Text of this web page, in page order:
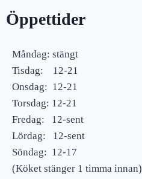
Öppettider
Måndag: stängt
Tisdag: 12-21
Onsdag: 12-21
Torsdag: 12-21
Fredag: 12-sent
Lördag: 12-sent
Söndag: 12-17
(Köket stänger 1 timma innan)